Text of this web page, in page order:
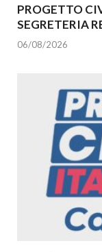
PROGETTO
SEGRETERIA
06/08/2026